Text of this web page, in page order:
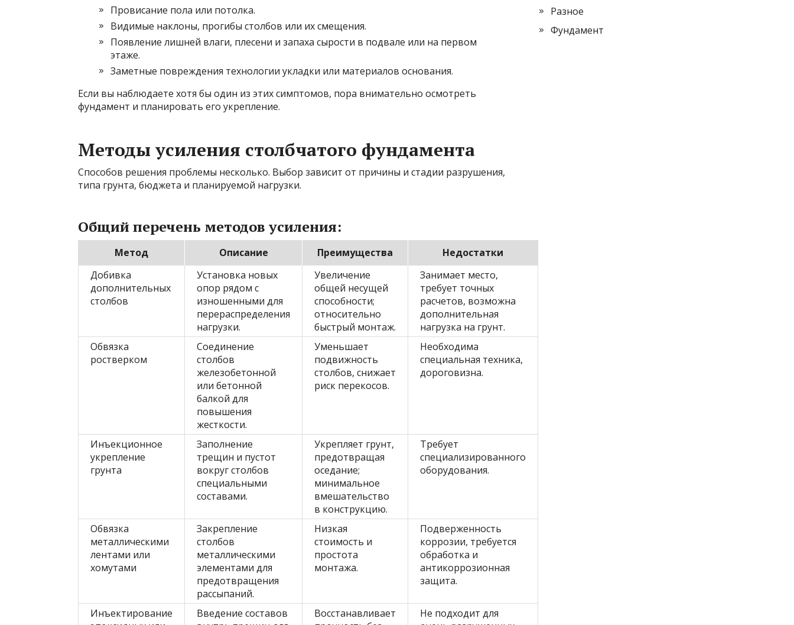
Провисание пола или потолка.
Видимые наклоны, прогибы столбов или их смещения.
Появление лишней влаги, плесени и запаха сырости в подвале или на первом
этаже.
Заметные повреждения технологии укладки или материалов основания.
Если вы наблюдаете хотя бы один из этих симптомов, пора внимательно осмотреть
фундамент и планировать его укрепление.
Методы усиления столбчатого фундамента
Способов решения проблемы несколько. Выбор зависит от причины и стадии разрушения,
типа грунта, бюджета и планируемой нагрузки.
Общий перечень методов усиления:
Метод Описание Преимущества
Недостатки
Добивка
дополнительных
столбов
Установка новых
опор рядом с
изношенными для
перераспределения
нагрузки.
Увеличение
общей несущей
способности;
относительно
быстрый монтаж.
Занимает место,
требует точных
расчетов, возможна
дополнительная
нагрузка на грунт.
Обвязка
ростверком
Соединение
столбов
железобетонной
или бетонной
балкой для
повышения
жесткости.
Уменьшает
подвижность
столбов, снижает
риск перекосов.
Необходима
специальная техника,
дороговизна.
Инъекционное
укрепление
грунта
Заполнение
трещин и пустот
вокруг столбов
специальными
составами.
Укрепляет грунт,
предотвращая
оседание;
минимальное
вмешательство
в конструкцию.
Требует
специализированного
оборудования.
Обвязка
металлическими
лентами или
хомутами
Закрепление
столбов
металлическими
элементами для
предотвращения
рассыпаний.
Низкая
стоимость и
простота
монтажа.
Подверженность
коррозии, требуется
обработка и
антикоррозионная
защита.
Инъектирование
Введение составов
Восстанавливает
Не подходит для
Разное
Фундамент